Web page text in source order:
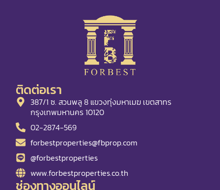
ติดต่อเรา
387/1 ซ. สวนพลู 8 แขวงทุ่งมหาเมฆ เขตสาทร
กรุงเทพมหานคร 10120
02-2874-569
forbestproperties@fbprop.com
@forbestproperties
www.forbestproperties.co.th
ช่องทางออนไลน์